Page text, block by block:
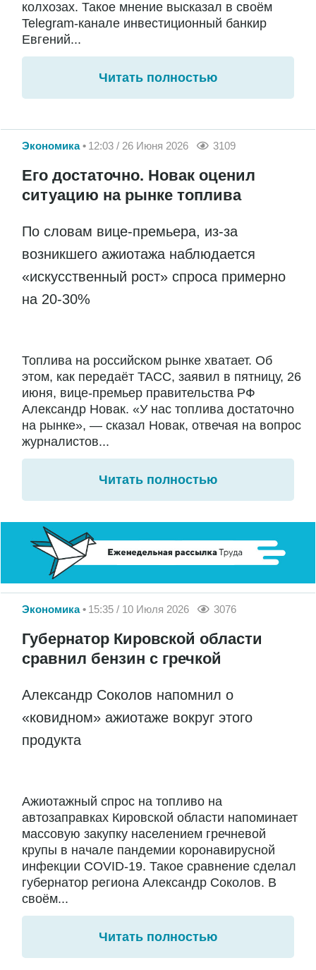
колхозах. Такое мнение высказал в своём
Telegram-канале инвестиционный банкир
Евгений...
Читать полностью
Экономика 12:03 / 26 Июня 2026 3109
Его достаточно. Новак оценил
ситуацию на рынке топлива
По словам вице-премьера, из-за
возникшего ажиотажа наблюдается
«искусственный рост» спроса примерно
на 20-30%
Топлива на российском рынке хватает. Об
этом, как передаёт ТАСС, заявил в пятницу, 26
июня, вице-премьер правительства РФ
Александр Новак. «У нас топлива достаточно
на рынке», — сказал Новак, отвечая на вопрос
журналистов...
Читать полностью
Экономика 15:35 / 10 Июля 2026 3076
Губернатор Кировской области
сравнил бензин с гречкой
Александр Соколов напомнил о
«ковидном» ажиотаже вокруг этого
продукта
Ажиотажный спрос на топливо на
автозаправках Кировской области напоминает
массовую закупку населением гречневой
крупы в начале пандемии коронавирусной
инфекции COVID-19. Такое сравнение сделал
губернатор региона Александр Соколов. В
своём...
Читать полностью